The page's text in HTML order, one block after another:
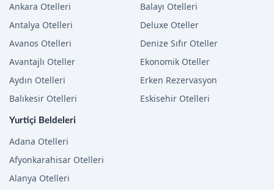
Ankara Otelleri
Antalya Otelleri
Avanos Otelleri
Avantajlı Oteller
Aydın Otelleri
Balıkesir Otelleri
Balayı Otelleri
Deluxe Oteller
Denize Sıfır Oteller
Ekonomik Oteller
Erken Rezervasyon
Eskisehir Otelleri
Yurtiçi Beldeleri
Adana Otelleri
Afyonkarahisar Otelleri
Alanya Otelleri